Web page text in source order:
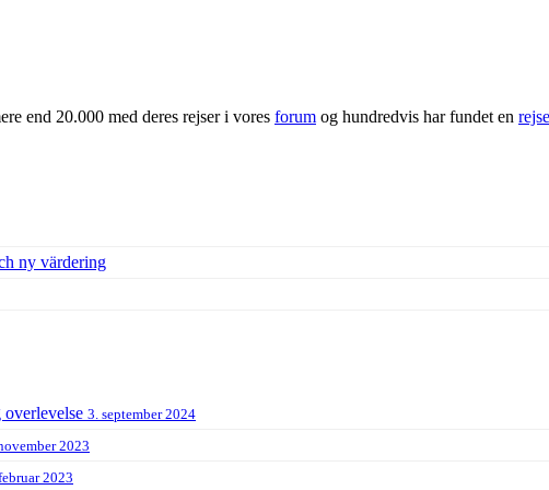
end 20.000 med deres rejser i vores forum og hundredvis har fundet en
ny värdering
3. september 2024
2023
2023